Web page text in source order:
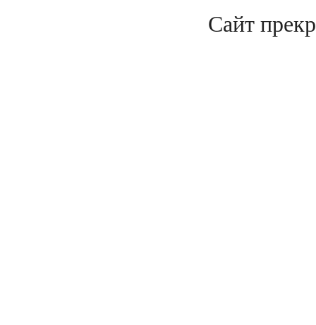
Сайт